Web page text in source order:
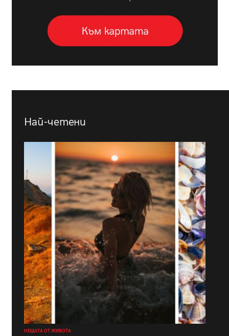
Най-четени
НЕЩАТА ОТ ЖИВОТА